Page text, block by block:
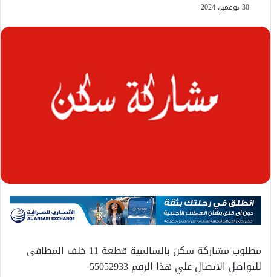
30 نوفمبر، 2024
مطلوب مشاركة سكن بالسالمية قطعة 11 خلف المطافي
للتواصل الاتصال علي هذا الرقم 55052933